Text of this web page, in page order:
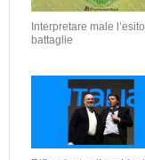
Interpretare male
battaglie